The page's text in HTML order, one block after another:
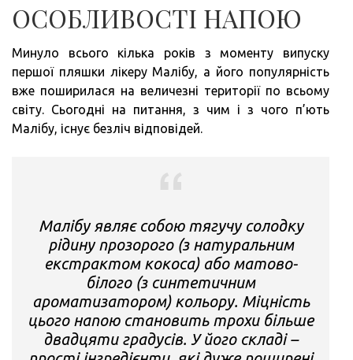
ОСОБЛИВОСТІ НАПОЮ
Минуло всього кілька років з моменту випуску
першої пляшки лікеру Малібу, а його популярність
вже поширилася на величезні території по всьому
світу. Сьогодні на питання, з чим і з чого п’ють
Малібу, існує безліч відповідей.
Малібу являє собою тягучу солодку
рідину прозорого (з натуральним
екстрактом кокоса) або матово-
білого (з синтетичним
ароматизатором) кольору. Міцність
цього напою становить трохи більше
двадцяти градусів. У його складі –